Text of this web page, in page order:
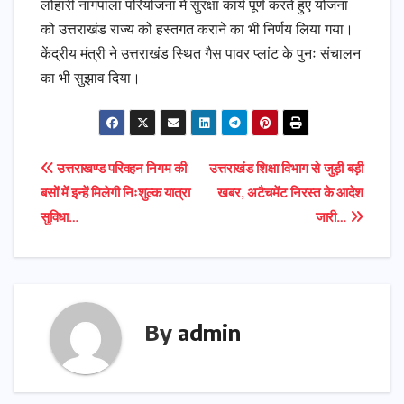
लोहारी नागपाला परियोजना में सुरक्षा कार्य पूर्ण करते हुए योजना
को उत्तराखंड राज्य को हस्तगत कराने का भी निर्णय लिया गया।
केंद्रीय मंत्री ने उत्तराखंड स्थित गैस पावर प्लांट के पुनः संचालन
का भी सुझाव दिया।
Post
navigation
उत्तराखंड शिक्षा विभाग से जुड़ी बड़ी
खबर, अटैचमेंट निरस्त के आदेश
जारी…
उत्तराखण्ड परिवहन निगम की
बसों में इन्हें मिलेगी निःशुल्क यात्रा
सुविधा…
By admin